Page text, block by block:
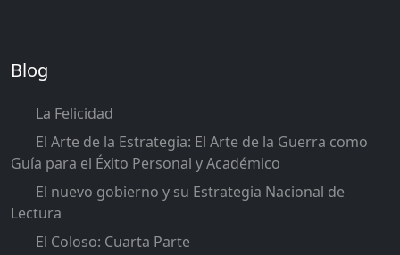
Blog
La Felicidad
El Arte de la Estrategia: El Arte de la Guerra como
Guía para el Éxito Personal y Académico
El nuevo gobierno y su Estrategia Nacional de
Lectura
El Coloso: Cuarta Parte